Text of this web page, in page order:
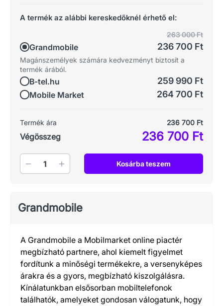
A termék az alábbi kereskedőknél érhető el:
Grandmobile
263 000 Ft
236 700 Ft
Magánszemélyek számára kedvezményt biztosít a
termék árából.
B-tel.hu 259 990 Ft
Mobile Market 264 700 Ft
Termék ára 236 700 Ft
Végösszeg 236 700 Ft
Mennyiség Kosárba teszem
Grandmobile
A Grandmobile a Mobilmarket online piactér
megbízható partnere, ahol kiemelt figyelmet
fordítunk a minőségi termékekre, a versenyképes
árakra és a gyors, megbízható kiszolgálásra.
Kínálatunkban elsősorban mobiltelefonok
találhatók, amelyeket gondosan válogatunk, hogy